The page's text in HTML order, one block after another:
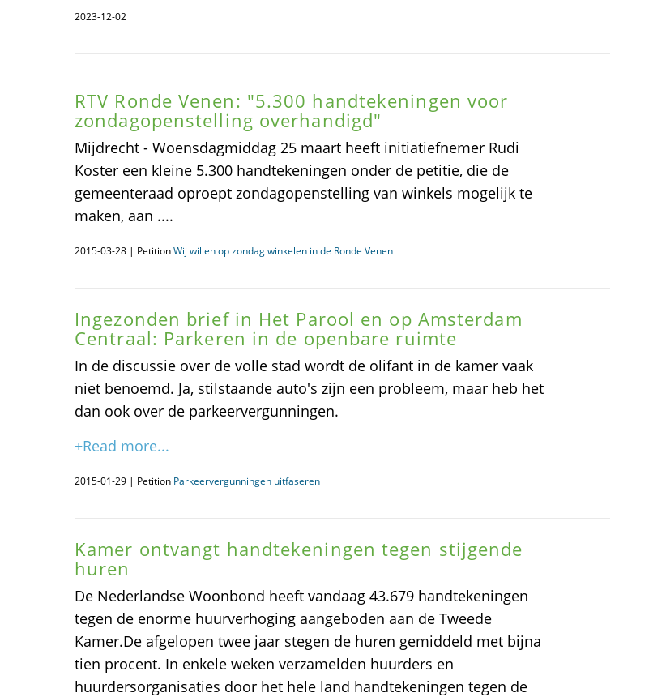
2023-12-02
RTV Ronde Venen: "5.300 handtekeningen voor
zondagopenstelling overhandigd"
Mijdrecht - Woensdagmiddag 25 maart heeft initiatiefnemer Rudi
Koster een kleine 5.300 handtekeningen onder de petitie, die de
gemeenteraad oproept zondagopenstelling van winkels mogelijk te
maken, aan ....
2015-03-28 | PetitionWij willen op zondag winkelen in de Ronde Venen
Ingezonden brief in Het Parool en op Amsterdam
Centraal: Parkeren in de openbare ruimte
In de discussie over de volle stad wordt de olifant in de kamer vaak
niet benoemd. Ja, stilstaande auto's zijn een probleem, maar heb het
dan ook over de parkeervergunningen.
+Read more...
2015-01-29 | Petition Parkeervergunningen uitfaseren
Kamer ontvangt handtekeningen tegen stijgende
huren
De Nederlandse Woonbond heeft vandaag 43.679 handtekeningen
tegen de enorme huurverhoging aangeboden aan de Tweede
Kamer.De afgelopen twee jaar stegen de huren gemiddeld met bijna
tien procent. In enkele weken verzamelden huurders en
huurdersorganisaties door het hele land handtekeningen tegen de